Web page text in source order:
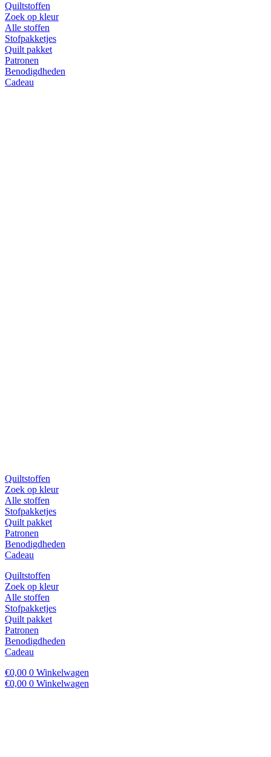
Quiltstoffen
Zoek op kleur
Alle stoffen
Stofpakketjes
Quilt pakket
Patronen
Benodigdheden
Cadeau
Quiltstoffen
Zoek op kleur
Alle stoffen
Stofpakketjes
Quilt pakket
Patronen
Benodigdheden
Cadeau
Quiltstoffen
Zoek op kleur
Alle stoffen
Stofpakketjes
Quilt pakket
Patronen
Benodigdheden
Cadeau
€0,00 0 Winkelwagen
€0,00 0 Winkelwagen